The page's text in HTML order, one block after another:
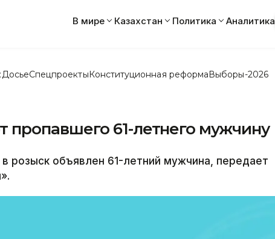
В мире Казахстан Политика Аналитика
ДосьеСпецпроектыКонституционная реформаВыборы-2026
пропавшего 61-летнего мужчину
объявлен 61-летний мужчина, передает